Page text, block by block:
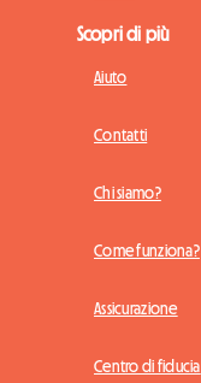
Scopri di più
Aiuto
Contatti
Chi siamo?
Come funziona?
Assicurazione
Centro di fiducia